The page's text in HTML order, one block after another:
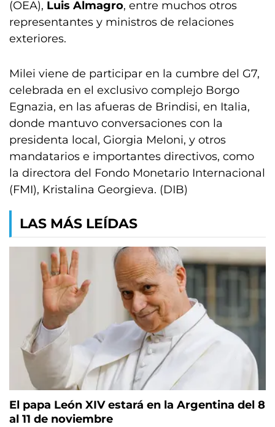
(OEA), Luis Almagro, entre muchos otros
representantes y ministros de relaciones
exteriores.
Milei viene de participar en la cumbre del G7,
celebrada en el exclusivo complejo Borgo
Egnazia, en las afueras de Brindisi, en Italia,
donde mantuvo conversaciones con la
presidenta local, Giorgia Meloni, y otros
mandatarios e importantes directivos, como
la directora del Fondo Monetario Internacional
(FMI), Kristalina Georgieva. (DIB)
LAS MÁS LEÍDAS
El papa León XIV estará en la Argentina del 8
al 11 de noviembre